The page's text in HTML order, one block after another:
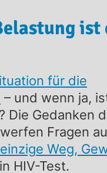
ist
für die
– und wenn ja,
Die Gedanken
Fragen
Weg,
HIV-Test.